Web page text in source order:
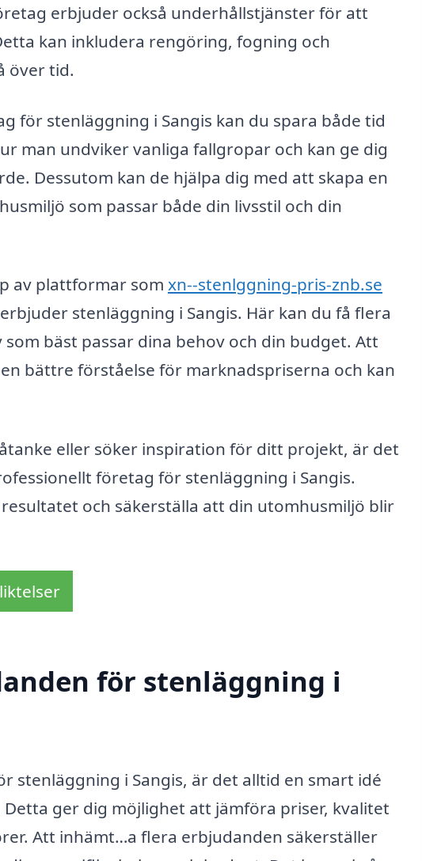
erbjuder också underhållstjänster för att
kan inkludera rengöring, fogning och
över tid.
för stenläggning i Sangis kan du spara både tid
man undviker vanliga fallgropar och kan ge dig
Dessutom kan de hjälpa dig med att skapa en
som passar både din livsstil och din
av plattformar som xn--stenlggning-pris-znb.se
stenläggning i Sangis. Här kan du få flera
bäst passar dina behov och din budget. Att
bättre förståelse för marknadspriserna och kan
eller söker inspiration för ditt projekt, är det
företag för stenläggning i Sangis.
och säkerställa att din utomhusmiljö blir
för stenläggning i
stenläggning i Sangis, är det alltid en smart idé
ger dig möjlighet att jämföra priser, kvalitet
Att inhämt…a flera erbjudanden säkerställer